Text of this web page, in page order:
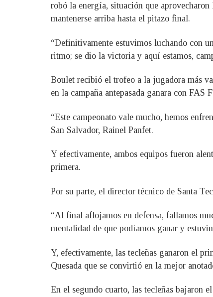
robó la energía, situación que
mantenerse arriba hasta el pitazo final.
“Definitivamente estuvimos luchando con
ritmo; se dio la victoria y aquí estamos,
Boulet recibió el trofeo a la jugadora más
en la campaña antepasada ganara con FAS
“Este campeonato vale mucho, hemos
San Salvador, Rainel Panfet.
Y efectivamente, ambos equipos fueron
primera.
Por su parte, el director técnico de Santa
“Al final aflojamos en defensa, fallamos
mentalidad de que podíamos ganar y
Y, efectivamente, las tecleñas ganaron el
Quesada que se convirtió en la mejor
En el segundo cuarto, las tecleñas bajaron